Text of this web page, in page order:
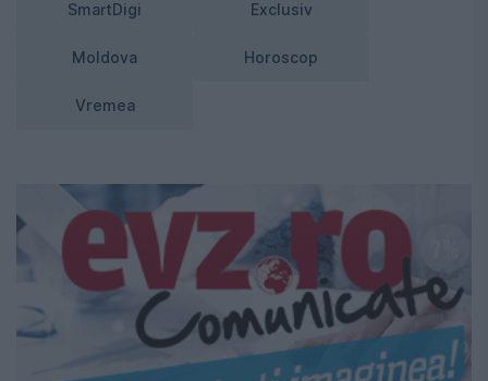
SmartDigi Exclusiv
Moldova Horoscop
Vremea